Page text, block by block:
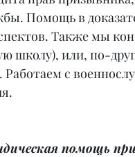
Помощь в
Также мы
школу), или, по-
с
помощь